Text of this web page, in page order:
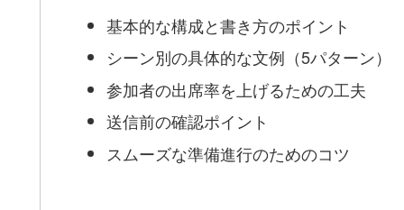
基本的な構成と書き方のポイント
シーン別の具体的な文例（5パターン）
参加者の出席率を上げるための工夫
送信前の確認ポイント
スムーズな準備進行のためのコツ